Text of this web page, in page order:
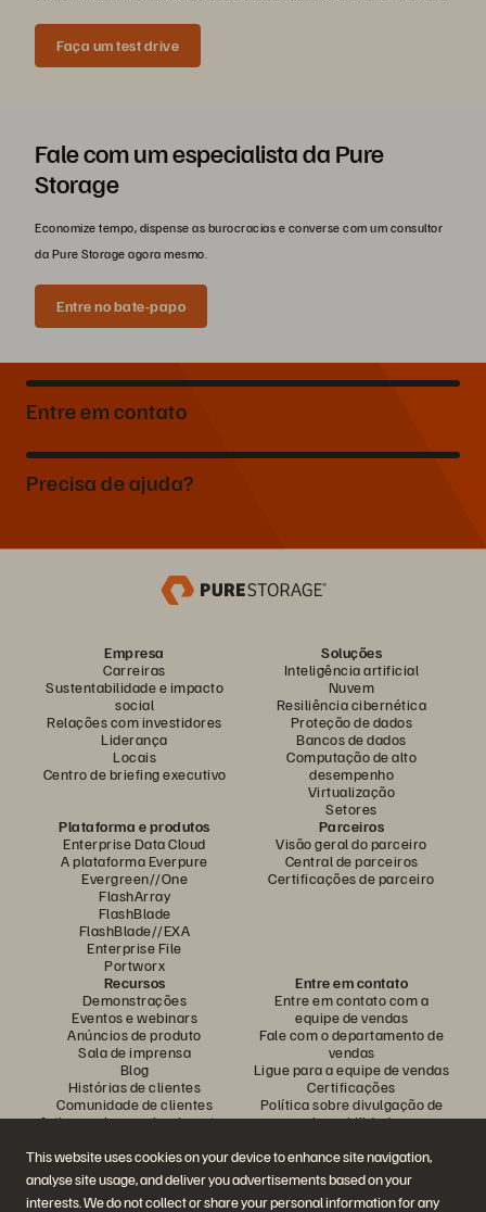
This website uses cookies on your device to enhance site navigation,
analyse site usage, and deliver you advertisements based on your
interests. We do not collect or share your personal information for any
Faça um test drive
Fale com um especialista da Pure
Storage
Economize tempo, dispense as burocracias e converse com um consultor
da Pure Storage agora mesmo.
Entre no bate-papo
Entre em contato
Precisa de ajuda?
Empresa
Carreiras
Sustentabilidade e impacto
social
Relações com investidores
Liderança
Locais
Centro de briefing executivo
Soluções
Inteligência artificial
Nuvem
Resiliência cibernética
Proteção de dados
Bancos de dados
Computação de alto
desempenho
Virtualização
Setores
Plataforma e produtos
Enterprise Data Cloud
A plataforma Everpure
Evergreen//One
FlashArray
FlashBlade
FlashBlade//EXA
Enterprise File
Portworx
Parceiros
Visão geral do parceiro
Central de parceiros
Certificações de parceiro
Recursos
Demonstrações
Eventos e webinars
Anúncios de produto
Sala de imprensa
Blog
Histórias de clientes
Comunidade de clientes
Artigos sobre conhecimentos
Entre em contato
Entre em contato com a
equipe de vendas
Fale com o departamento de
vendas
Ligue para a equipe de vendas
Certificações
Política sobre divulgação de
vulnerabilidades
Participe da conversa